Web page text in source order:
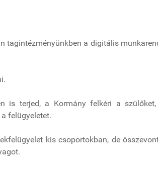
tagintézményünkben a digitális
is terjed, a Kormány felkéri a
felügyeletet.
kis csoportokban, de